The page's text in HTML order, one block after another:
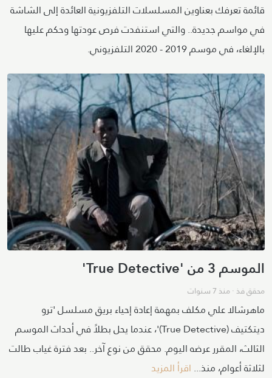
قائمة تعرفك بعناوين المسلسلات التلفزيونية العائدة إلى الشاشة
في مواسم جديدة.. والتي استنفدت فرص عودتها وحكم عليها
بالإلغاء، في موسم 2019 - 2020 التلفزيوني.
الموسم 3 من 'True Detective'
محقق فذ·منذ 7 سنوات
ماهرشالا علي مكلف بمهمة إعادة إحياء بريق مسلسل 'ترو
ديتكتيف (True Detective)'، عندما يحل بطلاً في أحداث الموسم
الثالث، المقرر عرضه اليوم. محقق من نوع آخر.. بعد فترة غياب طالت
لثلاثة أعوام، منذ...اقرأ المزيد